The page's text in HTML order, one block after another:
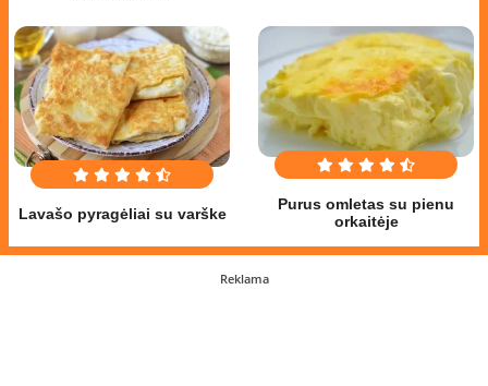
Lavašo pyragėliai su varške
Purus omletas su pienu
orkaitėje
Reklama